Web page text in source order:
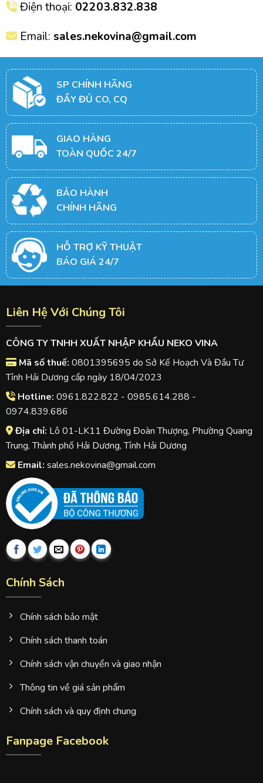
Điện thoại: 02203.832.838
Email: sales.nekovina@gmail.com
SP CHÍNH HÃNG
ĐẦY ĐỦ CO, CQ
GIAO HÀNG
TOÀN QUỐC 24/7
BẢO HÀNH
CHÍNH HÃNG
HỖ TRỢ KỸ THUẬT
BÁO GIÁ 24/7
Liên Hệ Với Chúng Tôi
CÔNG TY TNHH XUẤT NHẬP KHẨU NEKO VINA
Mã số thuế: 0801395695 do Sở Kế Hoạch Và Đầu Tư
Tỉnh Hải Dương cấp ngày 18/04/2023
Hotline: 0961.822.822 - 0985.614.288 -
0974.839.686
Địa chỉ: Lô 01-LK11 Đường Đoàn Thượng, Phường Quang
Trung, Thành phố Hải Dương, Tỉnh Hải Dương
Email: sales.nekovina@gmail.com
Chính Sách
Chính sách bảo mật
Chính sách thanh toán
Chính sách vận chuyển và giao nhận
Thông tin về giá sản phẩm
Chính sách và quy định chung
Fanpage Facebook